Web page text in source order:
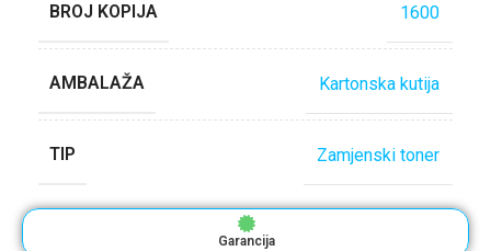
BROJ KOPIJA 1600
AMBALAŽA Kartonska kutija
TIP Zamjenski toner
Garancija